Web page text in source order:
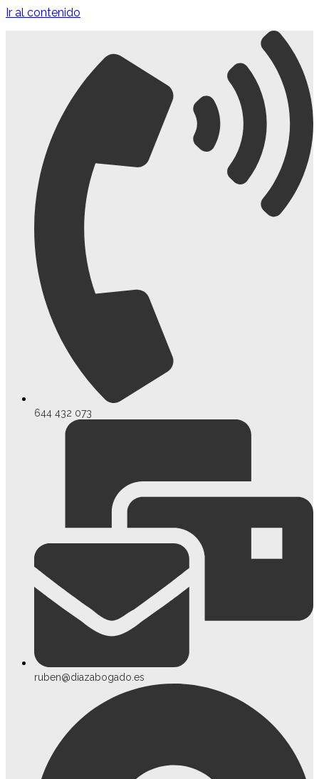
Ir al contenido
644 432 073
ruben@diazabogado.es